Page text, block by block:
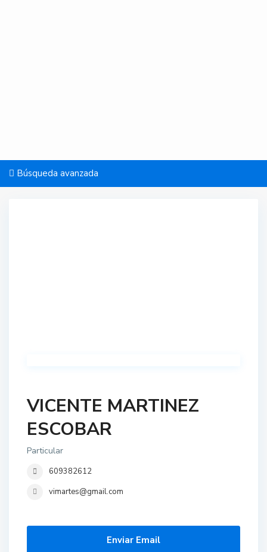
Búsqueda avanzada
VICENTE MARTINEZ
ESCOBAR
Particular
609382612
vimartes@gmail.com
Enviar Email